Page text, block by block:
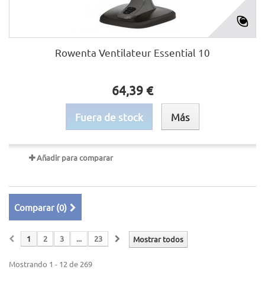
Rowenta Ventilateur Essential 10
64,39 €
Fuera de stock Más
Añadir para comparar
Comparar (0)
Mostrar todos
1 2 3 ... 23
Mostrando 1 - 12 de 269